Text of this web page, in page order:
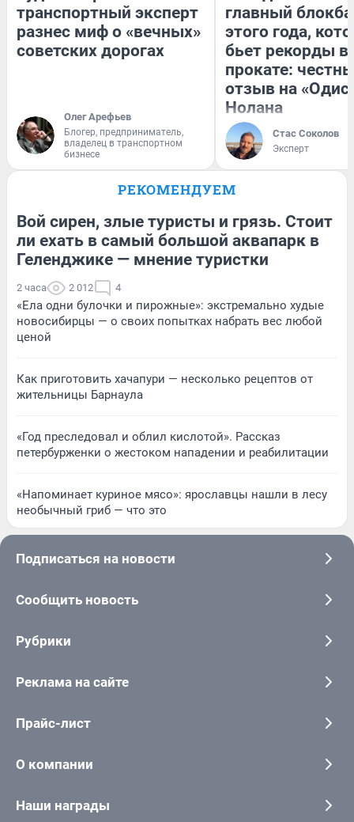
транспортный эксперт
разнес миф о «вечных»
советских дорогах
Олег Арефьев
Блогер, предприниматель,
владелец в транспортном
бизнесе
главный
этого года,
бьет рекорды в
прокате:
отзыв на
Нолана
Стас Соколов
Эксперт
РЕКОМЕНДУЕМ
Вой сирен, злые туристы и грязь. Стоит
ли ехать в самый большой аквапарк в
Геленджике — мнение туристки
2 часа 2 012 4
«Ела одни булочки и пирожные»: экстремально худые
новосибирцы — о своих попытках набрать вес любой
ценой
Как приготовить хачапури — несколько рецептов от
жительницы Барнаула
«Год преследовал и облил кислотой». Рассказ
петербурженки о жестоком нападении и реабилитации
«Напоминает куриное мясо»: ярославцы нашли в лесу
необычный гриб — что это
Подписаться на новости
Сообщить новость
Рубрики
Реклама на сайте
Прайс-лист
О компании
Наши награды